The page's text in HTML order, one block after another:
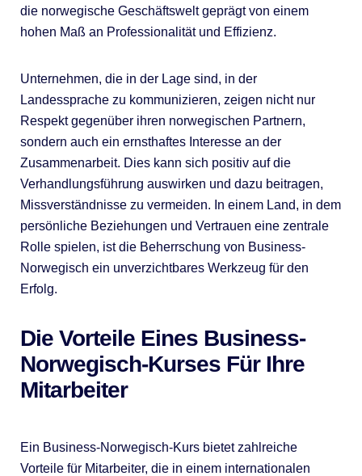
die norwegische Geschäftswelt geprägt von einem
hohen Maß an Professionalität und Effizienz.
Unternehmen, die in der Lage sind, in der
Landessprache zu kommunizieren, zeigen nicht nur
Respekt gegenüber ihren norwegischen Partnern,
sondern auch ein ernsthaftes Interesse an der
Zusammenarbeit. Dies kann sich positiv auf die
Verhandlungsführung auswirken und dazu beitragen,
Missverständnisse zu vermeiden. In einem Land, in dem
persönliche Beziehungen und Vertrauen eine zentrale
Rolle spielen, ist die Beherrschung von Business-
Norwegisch ein unverzichtbares Werkzeug für den
Erfolg.
Die Vorteile Eines Business-
Norwegisch-Kurses Für Ihre
Mitarbeiter
Ein Business-Norwegisch-Kurs bietet zahlreiche
Vorteile für Mitarbeiter, die in einem internationalen